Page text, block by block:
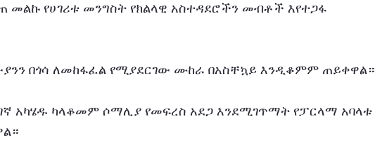
መልኩ የሀገሪቱ መንግስት የክልላዊ አስተዳደሮችን መብቶች እየተጋፋ
በጎሳ ለመከፋፈል የሚያደርገው ሙከራ በአስቸኳይ እንዲቆምም ጠይቀዋል።
አካሄዱ ካላቆመም ሶማሊያ የመፍረስ አደጋ እንደሚገጥማት የፓርላማ አባላቱ